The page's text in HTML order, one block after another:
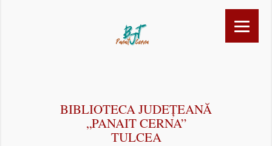
BIBLIOTECA JUDEȚEANĂ
„PANAIT CERNA”
TULCEA